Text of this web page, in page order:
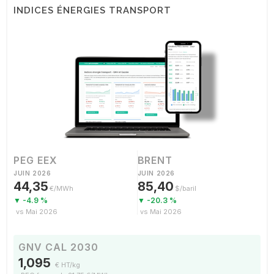
INDICES ÉNERGIES TRANSPORT
PEG EEX
JUIN 2026
44,35 €/MWh
▼ -4.9 %
vs Mai 2026
BRENT
JUIN 2026
85,40 $/baril
▼ -20.3 %
vs Mai 2026
GNV CAL 2030
1,095 € HT/kg